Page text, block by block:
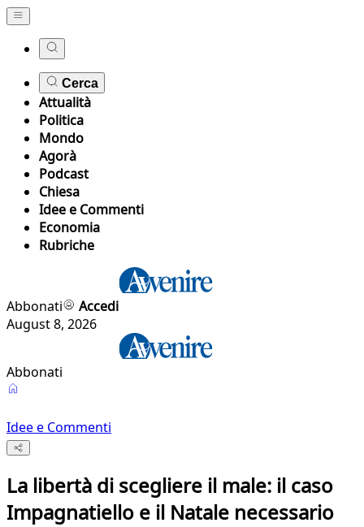
Cerca
Attualità
Politica
Mondo
Agorà
Podcast
Chiesa
Idee e Commenti
Economia
Rubriche
Abbonati
Accedi
August 8, 2026
Abbonati
Idee e Commenti
La libertà di scegliere il male: il caso
Impagnatiello e il Natale necessario